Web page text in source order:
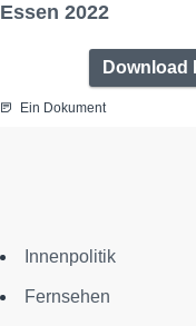
Essen 2022
Download
Ein Dokument
Innenpolitik
Fernsehen